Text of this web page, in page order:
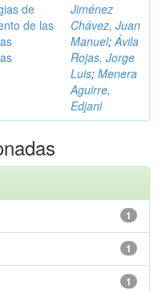
de
de las
Jiménez
Chávez, Juan
Manuel;Ávila
Rojas, Jorge
Luis; Menera
Aguirre,
Edjani
1
1
1